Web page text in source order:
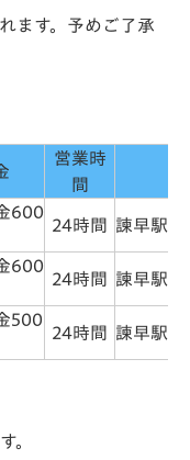
ます。予めご了承
営業時
間
600
24時間 諫早駅
600
24時間 諫早駅
500
24時間 諫早駅ま
。